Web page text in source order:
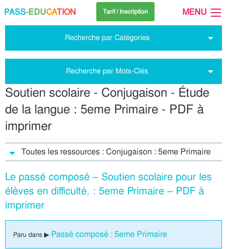
PASS-EDUCATION Tarif / Inscription MENU
Recherche par Catégories
Recherche par Mots-Clés
Soutien scolaire - Conjugaison - Étude
de la langue : 5eme Primaire - PDF à
imprimer
Toutes les ressources : Conjugaison : 5eme Primaire
Le passé composé – Soutien scolaire pour les
élèves en difficulté. : 5eme Primaire – PDF à
imprimer
Paru dans ▶ Passé composé : 5eme Primaire